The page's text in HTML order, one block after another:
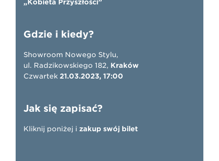
„Kobieta Przyszłości”
Gdzie i kiedy?
Showroom Nowego Stylu,
ul. Radzikowskiego 182, Kraków
Czwartek 21.03.2023, 17:00
Jak się zapisać?
Kliknij poniżej i zakup swój bilet